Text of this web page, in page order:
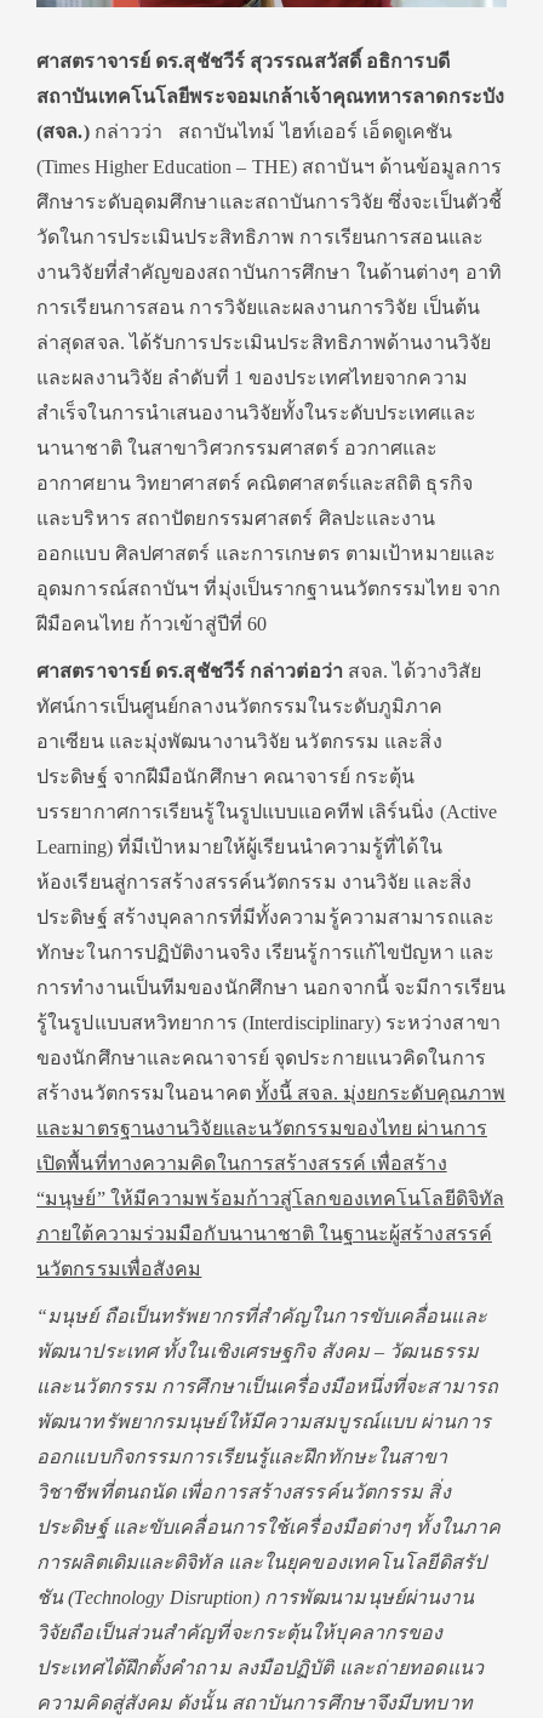
ศาสตราจารย์ ดร.สุชัชวีร์ สุวรรณสวัสดิ์ อธิการบดี
สถาบันเทคโนโลยีพระจอมเกล้าเจ้าคุณทหารลาดกระบัง
(สจล.) กล่าวว่า สถาบันไทม์ ไฮท์เออร์ เอ็ดดูเคชัน
(Times Higher Education – THE) สถาบันฯ ด้านข้อมูลการ
ศึกษาระดับอุดมศึกษาและสถาบันการวิจัย ซึ่งจะเป็นตัวชี้
วัดในการประเมินประสิทธิภาพ การเรียนการสอนและ
งานวิจัยที่สำคัญของสถาบันการศึกษา ในด้านต่างๆ อาทิ
การเรียนการสอน การวิจัยและผลงานการวิจัย เป็นต้น
ล่าสุดสจล. ได้รับการประเมินประสิทธิภาพด้านงานวิจัย
และผลงานวิจัย ลำดับที่ 1 ของประเทศไทยจากความ
สำเร็จในการนำเสนองานวิจัยทั้งในระดับประเทศและ
นานาชาติ ในสาขาวิศวกรรมศาสตร์ อวกาศและ
อากาศยาน วิทยาศาสตร์ คณิตศาสตร์และสถิติ ธุรกิจ
และบริหาร สถาปัตยกรรมศาสตร์ ศิลปะและงาน
ออกแบบ ศิลปศาสตร์ และการเกษตร ตามเป้าหมายและ
อุดมการณ์สถาบันฯ ที่มุ่งเป็นรากฐานนวัตกรรมไทย จาก
ฝีมือคนไทย ก้าวเข้าสู่ปีที่ 60
ศาสตราจารย์ ดร.สุชัชวีร์ กล่าวต่อว่า สจล. ได้วางวิสัย
ทัศน์การเป็นศูนย์กลางนวัตกรรมในระดับภูมิภาค
อาเซียน และมุ่งพัฒนางานวิจัย นวัตกรรม และสิ่ง
ประดิษฐ์ จากฝีมือนักศึกษา คณาจารย์ กระตุ้น
บรรยากาศการเรียนรู้ในรูปแบบแอคทีฟ เลิร์นนิ่ง (Active
Learning) ที่มีเป้าหมายให้ผู้เรียนนำความรู้ที่ได้ใน
ห้องเรียนสู่การสร้างสรรค์นวัตกรรม งานวิจัย และสิ่ง
ประดิษฐ์ สร้างบุคลากรที่มีทั้งความรู้ความสามารถและ
ทักษะในการปฏิบัติงานจริง เรียนรู้การแก้ไขปัญหา และ
การทำงานเป็นทีมของนักศึกษา นอกจากนี้ จะมีการเรียน
รู้ในรูปแบบสหวิทยาการ (Interdisciplinary) ระหว่างสาขา
ของนักศึกษาและคณาจารย์ จุดประกายแนวคิดในการ
สร้างนวัตกรรมในอนาคต ทั้งนี้ สจล. มุ่งยกระดับคุณภาพ
และมาตรฐานงานวิจัยและนวัตกรรมของไทย ผ่านการ
เปิดพื้นที่ทางความคิดในการสร้างสรรค์ เพื่อสร้าง
“มนุษย์” ให้มีความพร้อมก้าวสู่โลกของเทคโนโลยีดิจิทัล
ภายใต้ความร่วมมือกับนานาชาติ ในฐานะผู้สร้างสรรค์
นวัตกรรมเพื่อสังคม
“มนุษย์ ถือเป็นทรัพยากรที่สำคัญในการขับเคลื่อนและ
พัฒนาประเทศ ทั้งในเชิงเศรษฐกิจ สังคม – วัฒนธรรม
และนวัตกรรม การศึกษาเป็นเครื่องมือหนึ่งที่จะสามารถ
พัฒนาทรัพยากรมนุษย์ให้มีความสมบูรณ์แบบ ผ่านการ
ออกแบบกิจกรรมการเรียนรู้และฝึกทักษะในสาขา
วิชาชีพที่ตนถนัด เพื่อการสร้างสรรค์นวัตกรรม สิ่ง
ประดิษฐ์ และขับเคลื่อนการใช้เครื่องมือต่างๆ ทั้งในภาค
การผลิตเดิมและดิจิทัล และในยุคของเทคโนโลยีดิสรัป
ชัน(Technology Disruption) การพัฒนามนุษย์ผ่านงาน
วิจัยถือเป็นส่วนสำคัญที่จะกระตุ้นให้บุคลากรของ
ประเทศได้ฝึกตั้งคำถาม ลงมือปฏิบัติ และถ่ายทอดแนว
ความคิดสู่สังคม ดังนั้น สถาบันการศึกษาจึงมีบทบาท